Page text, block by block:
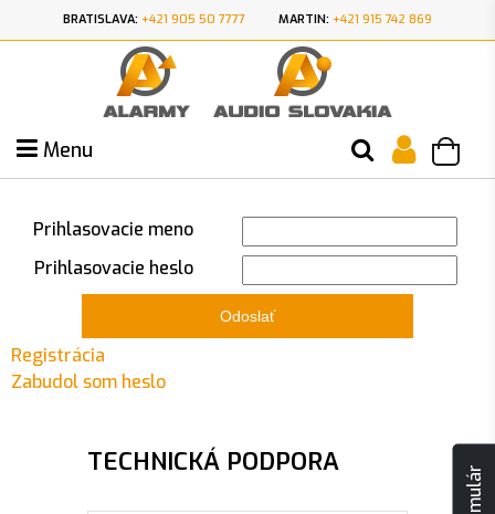
BRATISLAVA: +421 905 50 7777 MARTIN: +421 915 742 869
Menu
TECHNICKÁ PODPORA
Prihlasovacie meno
Prihlasovacie heslo
Odoslať
Registrácia
Zabudol som heslo